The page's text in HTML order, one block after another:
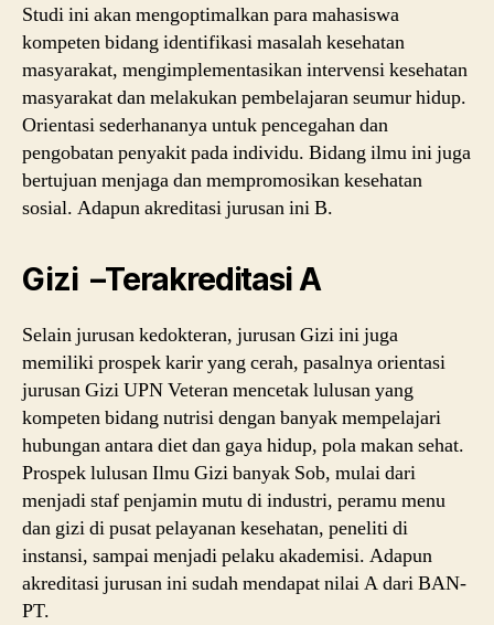
Studi ini akan mengoptimalkan para mahasiswa
kompeten bidang identifikasi masalah kesehatan
masyarakat, mengimplementasikan intervensi kesehatan
masyarakat dan melakukan pembelajaran seumur hidup.
Orientasi sederhananya untuk pencegahan dan
pengobatan penyakit pada individu. Bidang ilmu ini juga
bertujuan menjaga dan mempromosikan kesehatan
sosial. Adapun akreditasi jurusan ini B.
Gizi –Terakreditasi A
Selain jurusan kedokteran, jurusan Gizi ini juga
memiliki prospek karir yang cerah, pasalnya orientasi
jurusan Gizi UPN Veteran mencetak lulusan yang
kompeten bidang nutrisi dengan banyak mempelajari
hubungan antara diet dan gaya hidup, pola makan sehat.
Prospek lulusan Ilmu Gizi banyak Sob, mulai dari
menjadi staf penjamin mutu di industri, peramu menu
dan gizi di pusat pelayanan kesehatan, peneliti di
instansi, sampai menjadi pelaku akademisi. Adapun
akreditasi jurusan ini sudah mendapat nilai A dari BAN-
PT.